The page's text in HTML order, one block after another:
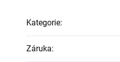
Kategorie:
Záruka: